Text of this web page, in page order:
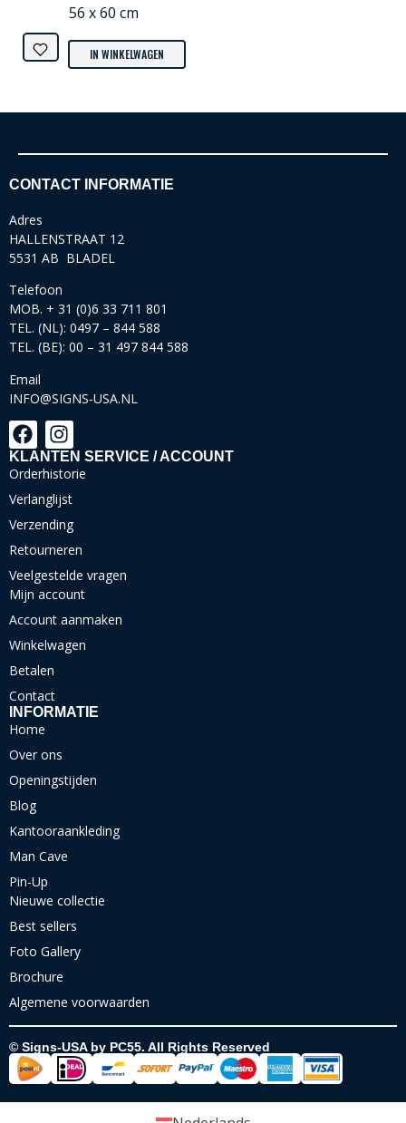
56 x 60 cm
IN WINKELWAGEN
CONTACT INFORMATIE
Adres
HALLENSTRAAT 12
5531 AB BLADEL
Telefoon
MOB. + 31 (0)6 33 711 801
TEL. (NL): 0497 – 844 588
TEL. (BE): 00 – 31 497 844 588
Email
INFO@SIGNS-USA.NL
KLANTEN SERVICE / ACCOUNT
Orderhistorie
Verlanglijst
Verzending
Retourneren
Veelgestelde vragen
Mijn account
Account aanmaken
Winkelwagen
Betalen
Contact
INFORMATIE
Home
Over ons
Openingstijden
Blog
Kantooraankleding
Man Cave
Pin-Up
Nieuwe collectie
Best sellers
Foto Gallery
Brochure
Algemene voorwaarden
© Signs-USA by PC55. All Rights Reserved